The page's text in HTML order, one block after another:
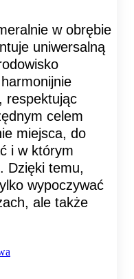
w obrębie
uniwersalną
respektując
celem
miejsca, do
i w którym
Dzięki temu,
wypoczywać
ale także